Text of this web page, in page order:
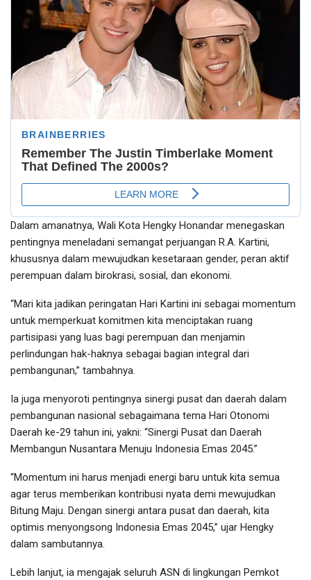
Dalam amanatnya, Wali Kota Hengky Honandar menegaskan
pentingnya meneladani semangat perjuangan R.A. Kartini,
khususnya dalam mewujudkan kesetaraan gender, peran aktif
perempuan dalam birokrasi, sosial, dan ekonomi.
“Mari kita jadikan peringatan Hari Kartini ini sebagai momentum
untuk memperkuat komitmen kita menciptakan ruang
partisipasi yang luas bagi perempuan dan menjamin
perlindungan hak-haknya sebagai bagian integral dari
pembangunan,” tambahnya.
Ia juga menyoroti pentingnya sinergi pusat dan daerah dalam
pembangunan nasional sebagaimana tema Hari Otonomi
Daerah ke-29 tahun ini, yakni: “Sinergi Pusat dan Daerah
Membangun Nusantara Menuju Indonesia Emas 2045.”
“Momentum ini harus menjadi energi baru untuk kita semua
agar terus memberikan kontribusi nyata demi mewujudkan
Bitung Maju. Dengan sinergi antara pusat dan daerah, kita
optimis menyongsong Indonesia Emas 2045,” ujar Hengky
dalam sambutannya.
Lebih lanjut, ia mengajak seluruh ASN di lingkungan Pemkot